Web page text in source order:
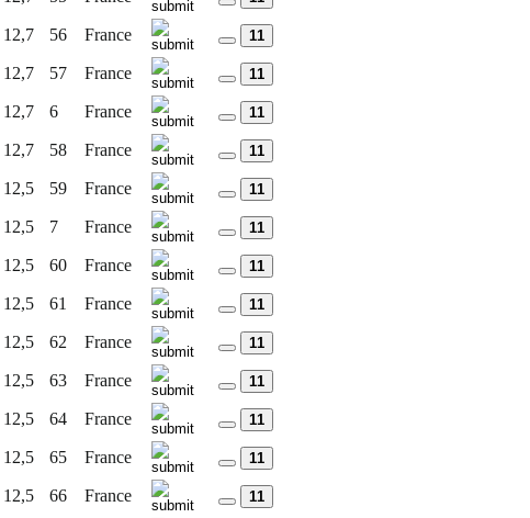
12,7 56 France 11
12,7 57 France 11
12,7 6 France 11
12,7 58 France 11
12,5 59 France 11
12,5 7 France 11
12,5 60 France 11
12,5 61 France 11
12,5 62 France 11
12,5 63 France 11
12,5 64 France 11
12,5 65 France 11
12,5 66 France 11